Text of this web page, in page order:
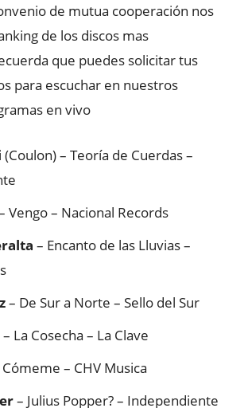
de mutua cooperación nos
de los discos mas
que puedes solicitar tus
para escuchar en nuestros
en vivo
(Coulon) – Teoría de Cuerdas –
Vengo – Nacional Records
– Encanto de las Lluvias –
– De Sur a Norte – Sello del Sur
– La Cosecha – La Clave
Cómeme – CHV Musica
– Julius Popper? – Independiente